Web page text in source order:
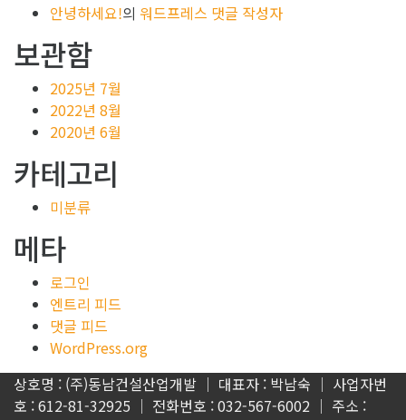
안녕하세요!의 워드프레스 댓글 작성자
보관함
2025년 7월
2022년 8월
2020년 6월
카테고리
미분류
메타
로그인
엔트리 피드
댓글 피드
WordPress.org
상호명 : (주)동남건설산업개발 │ 대표자 : 박남숙 │ 사업자번
호 : 612-81-32925 │ 전화번호 : 032-567-6002 │ 주소 :